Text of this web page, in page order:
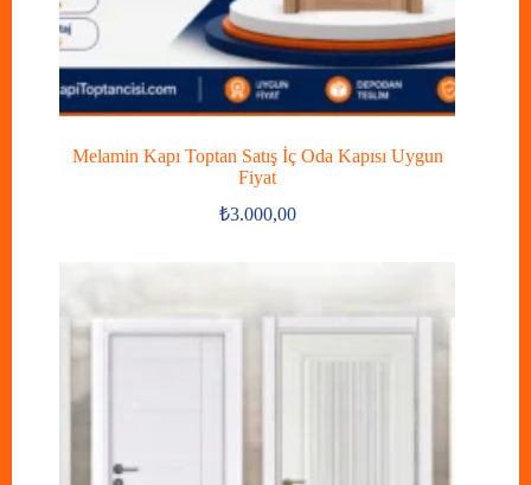
Melamin Kapı Toptan Satış İç Oda Kapısı Uygun
Fiyat
₺3.000,00